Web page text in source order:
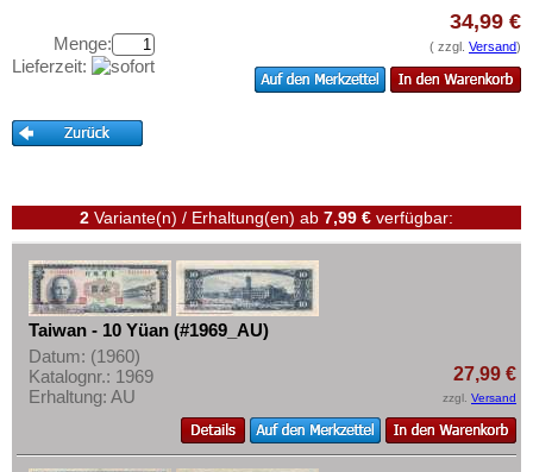
Vietnam Süd
Banknotenbriefe
Aufbewahrung
Ihre Bewertungen
Kontakt
Informationen
Preislisten
Ankauf
Erhaltungsgrade
Gratisbanknoten
Menge:
Lieferzeit:
34,99 €
( zzgl. Versand)
2 Variante(n) / Erhaltung(en) ab 7,99 € verfügbar:
Taiwan - 10 Yüan (#1969_AU)
Datum: (1960)
Katalognr.: 1969
Erhaltung: AU
27,99 €
zzgl. Versand